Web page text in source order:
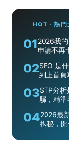
HOT · 熱門
012026我
申請不再
02SEO 是
到上首頁
03STP分
驟，精
042026最
揭秘，開